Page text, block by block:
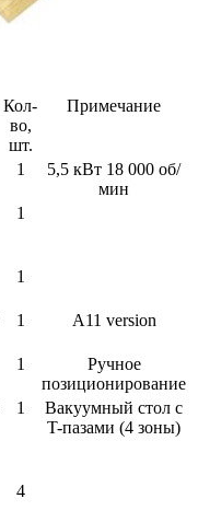
Кол-
во,
шт.
Примечание
1
5,5 кВт 18 000 об/
мин
1
1
1 A11 version
1
Ручное
позиционирование
1
Вакуумный стол с
T-пазами (4 зоны)
4